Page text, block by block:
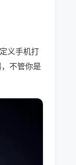
义手机打
不管你是